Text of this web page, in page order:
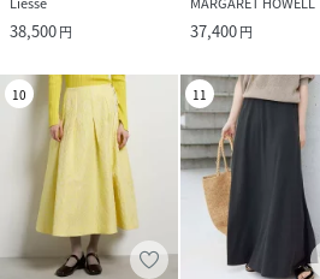
38,500円 37,400円
10 11